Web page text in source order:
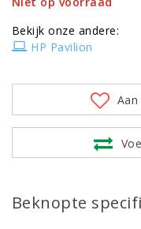
Bekijk onze andere:
HP Pavilion
Beknopte